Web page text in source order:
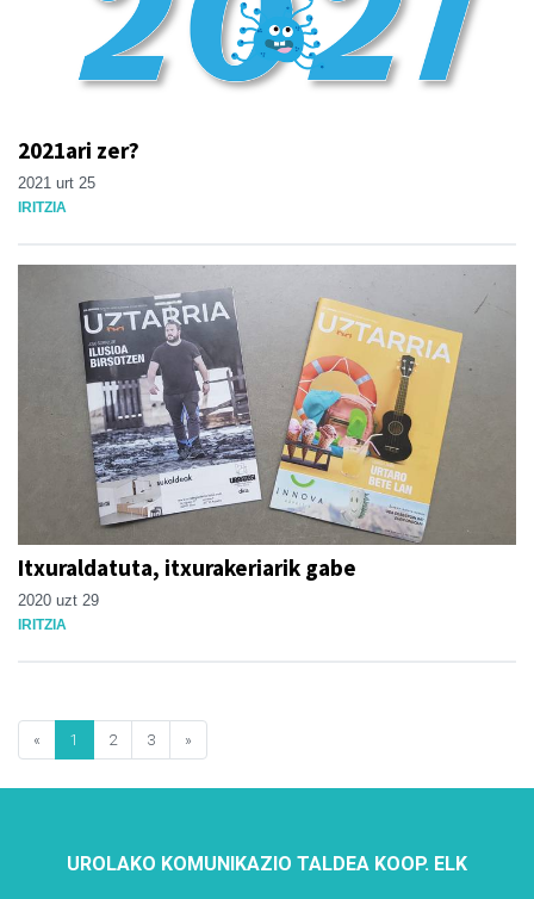
2021ari zer?
2021 urt 25
IRITZIA
Itxuraldatuta, itxurakeriarik gabe
2020 uzt 29
IRITZIA
« 1 2 3 »
UROLAKO KOMUNIKAZIO TALDEA KOOP. ELK